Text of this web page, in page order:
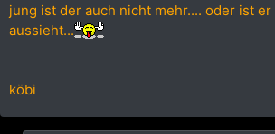
jung ist der auch nicht mehr.... oder ist
aussieht...
köbi